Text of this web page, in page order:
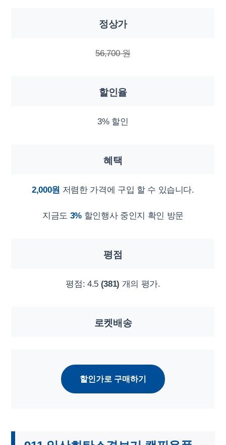
정상가
56,700 원
할인율
3% 할인
혜택
2,000원 저렴한 가격에 구입 할 수 있습니다.
지금도 3%할인행사 중인지 확인 방문
평점
평점: 4.5 (381) 개의 평가.
로켓배송
할인가로 구매하기